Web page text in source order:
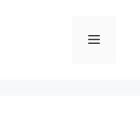
Menu